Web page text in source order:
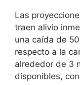
Las
traen alivio
una caída de
respecto a la
alrededor de 3
disponibles,